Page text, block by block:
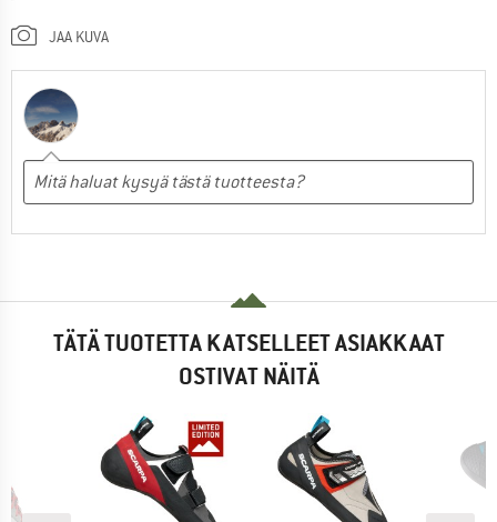
JAA KUVA
TÄTÄ TUOTETTA KATSELLEET ASIAKKAAT
OSTIVAT NÄITÄ